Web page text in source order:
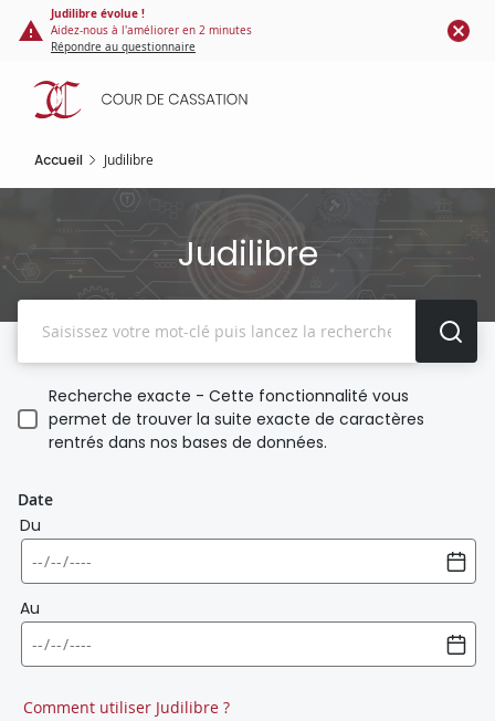
Panneau de gestion des cookies
contenu
principal
Judilibre évolue !
Aidez-nous à l'améliorer en 2 minutes
Répondre au questionnaire
Accueil Judilibre
Judilibre
Recherche exacte - Cette fonctionnalité vous
permet de trouver la suite exacte de caractères
rentrés dans nos bases de données.
Date
Du
Au
Comment utiliser Judilibre ?